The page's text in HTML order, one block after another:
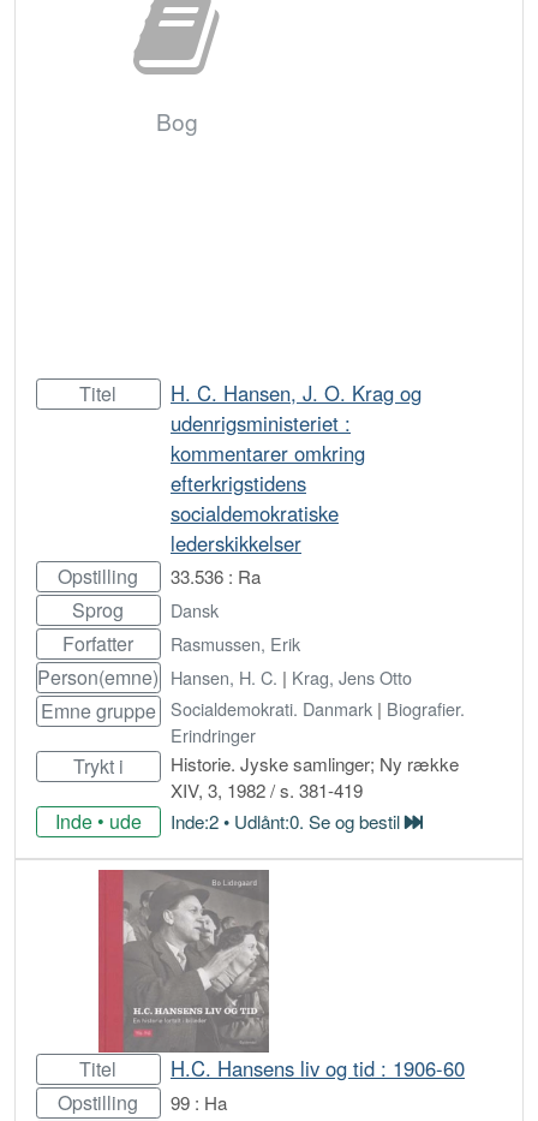
Bog
Titel
H. C. Hansen, J. O. Krag og
udenrigsministeriet :
kommentarer omkring
efterkrigstidens
socialdemokratiske
lederskikkelser
Opstilling 33.536 : Ra
Sprog Dansk
Forfatter Rasmussen, Erik
Person(emne) Hansen, H. C. | Krag, Jens Otto
Emne gruppe Socialdemokrati. Danmark | Biografier.
Erindringer
Trykt i
Historie. Jyske samlinger; Ny række
XIV, 3, 1982 / s. 381-419
Inde • ude Inde:2 • Udlånt:0. Se og bestil
Bestil
Titel H.C. Hansens liv og tid : 1906-60
Opstilling 99 : Ha